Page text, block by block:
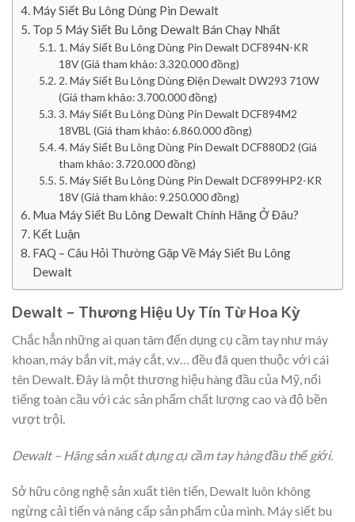
Máy Siết Bu Lông Dùng Pin Dewalt
Top 5 Máy Siết Bu Lông Dewalt Bán Chạy Nhất
1. Máy Siết Bu Lông Dùng Pin Dewalt DCF894N-KR
18V (Giá tham khảo: 3.320.000 đồng)
2. Máy Siết Bu Lông Dùng Điện Dewalt DW293 710W
(Giá tham khảo: 3.700.000 đồng)
3. Máy Siết Bu Lông Dùng Pin Dewalt DCF894M2
18VBL (Giá tham khảo: 6.860.000 đồng)
4. Máy Siết Bu Lông Dùng Pin Dewalt DCF880D2 (Giá
tham khảo: 3.720.000 đồng)
5. Máy Siết Bu Lông Dùng Pin Dewalt DCF899HP2-KR
18V (Giá tham khảo: 9.250.000 đồng)
Mua Máy Siết Bu Lông Dewalt Chính Hãng Ở Đâu?
Kết Luận
FAQ – Câu Hỏi Thường Gặp Về Máy Siết Bu Lông
Dewalt
Dewalt – Thương Hiệu Uy Tín Từ Hoa Kỳ
Chắc hẳn những ai quan tâm đến dụng cụ cầm tay như máy
khoan, máy bắn vít, máy cắt, v.v… đều đã quen thuộc với cái
tên Dewalt. Đây là một thương hiệu hàng đầu của Mỹ, nổi
tiếng toàn cầu với các sản phẩm chất lượng cao và độ bền
vượt trội.
Dewalt – Hãng sản xuất dụng cụ cầm tay hàng đầu thế giới.
Sở hữu công nghệ sản xuất tiên tiến, Dewalt luôn không
ngừng cải tiến và nâng cấp sản phẩm của mình. Máy siết bu